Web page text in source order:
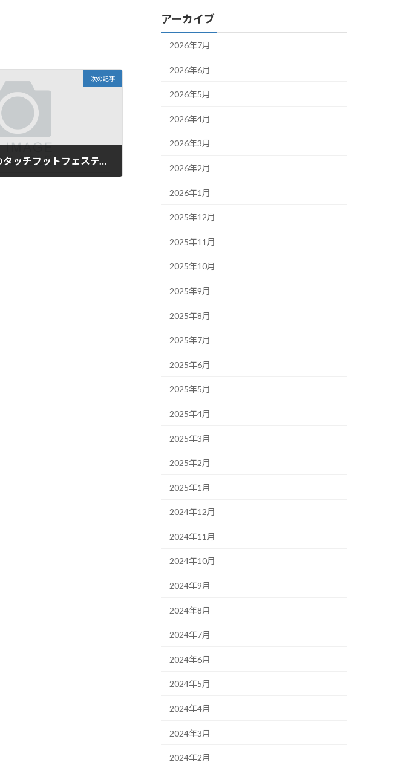
次の記事
１/４(木) NASSOタッチフットフェスティバル in久我橋「南」ラグビー場 ＆新年会
アーカイブ
2026年7月
2026年6月
2026年5月
2026年4月
2026年3月
2026年2月
2026年1月
2025年12月
2025年11月
2025年10月
2025年9月
2025年8月
2025年7月
2025年6月
2025年5月
2025年4月
2025年3月
2025年2月
2025年1月
2024年12月
2024年11月
2024年10月
2024年9月
2024年8月
2024年7月
2024年6月
2024年5月
2024年4月
2024年3月
2024年2月